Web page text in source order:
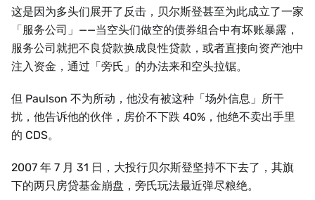
这是因为多头们展开了反击，贝尔斯登甚至为此成立了一家
「服务公司」——当空头们做空的债券组合中有坏账暴露，
服务公司就把不良贷款换成良性贷款，或者直接向资产池中
注入资金，通过「旁氏」的办法来和空头拉锯。
但 Paulson 不为所动，他没有被这种「场外信息」所干
扰，他告诉他的伙伴，房价不下跌 40%，他绝不卖出手里
的 CDS。
2007 年 7 月 31 日，大投行贝尔斯登坚持不下去了，其旗
下的两只房贷基金崩盘，旁氏玩法最近弹尽粮绝。